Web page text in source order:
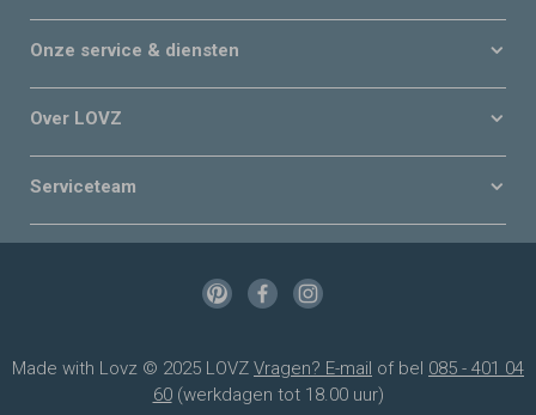
Onze service & diensten
Over LOVZ
Serviceteam
Made with Lovz © 2025 LOVZ Vragen? E-mail of bel 085 - 401 04
60(werkdagen tot 18.00 uur)